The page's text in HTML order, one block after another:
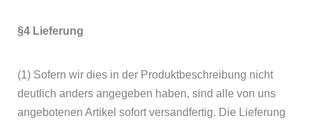
§4 Lieferung
(1) Sofern wir dies in der Produktbeschreibung nicht
deutlich anders angegeben haben, sind alle von uns
angebotenen Artikel sofort versandfertig. Die Lieferung